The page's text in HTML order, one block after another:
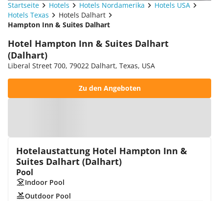
Startseite Hotels Hotels Nordamerika
Hotels USA
Hotels Texas
Hotels Dalhart
Hampton Inn & Suites Dalhart
Hotel Hampton Inn & Suites Dalhart
(Dalhart)
Liberal Street 700, 79022 Dalhart, Texas, USA
Zu den Angeboten
Hotelaustattung Hotel Hampton Inn &
Suites Dalhart (Dalhart)
Pool
Indoor Pool
Outdoor Pool